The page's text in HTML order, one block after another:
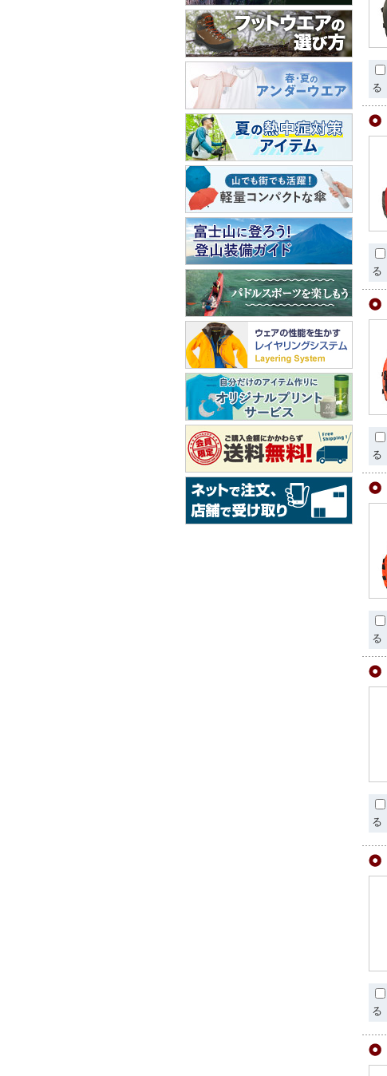
る
る
る
る
る
る